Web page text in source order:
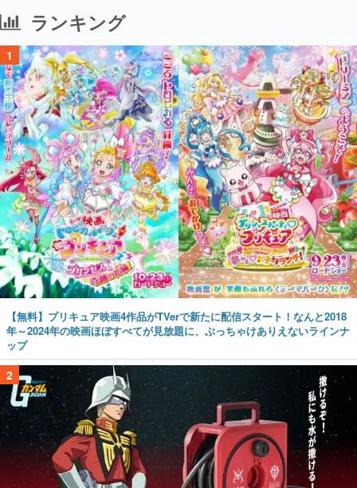
ランキング
1
【無料】プリキュア映画4作品がTVerで新たに配信スタート！なんと2018
年～2024年の映画ほぼすべてが見放題に、ぶっちゃけありえないラインナ
ップ
2